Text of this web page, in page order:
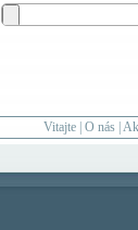
Vitajte O nás